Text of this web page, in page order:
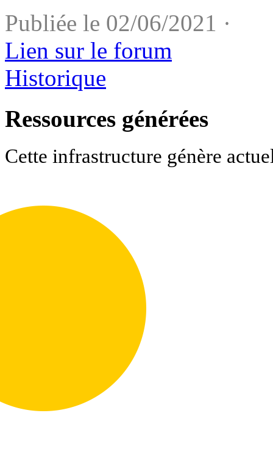
Publiée le 02/06/2021 ·
Lien sur le forum
Historique
Ressources générées
Cette infrastructure génère